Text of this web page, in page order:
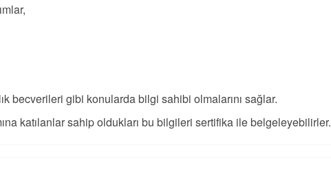
becverileri gibi konularda bilgi sahibi olmalarını sağlar.
katılanlar sahip oldukları bu bilgileri sertifika ile belgeleyebilirler.